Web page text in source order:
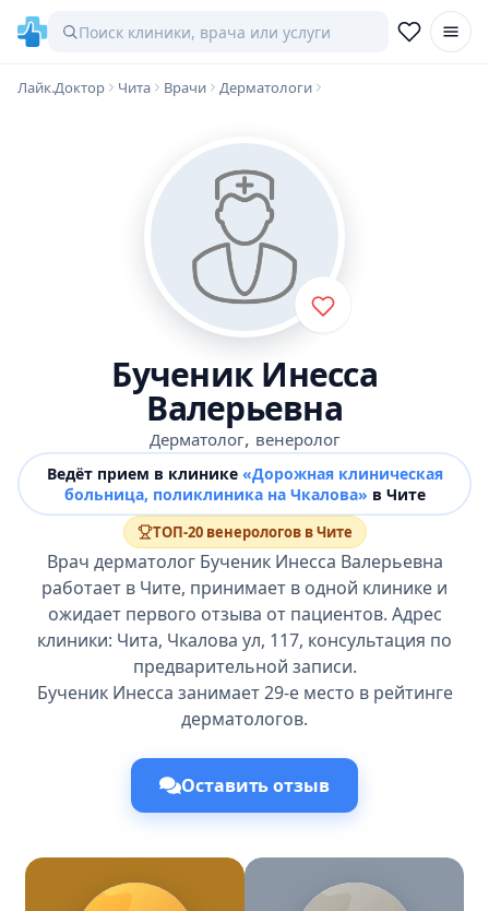
Лайк.Доктор Чита Врачи Дерматологи
Бученик Инесса
Валерьевна
Дерматолог, венеролог
Ведёт прием в клинике «Дорожная клиническая
больница, поликлиника на Чкалова» в Чите
ТОП-20 венерологов в Чите
Врач дерматолог Бученик Инесса Валерьевна
работает в Чите, принимает в одной клинике и
ожидает первого отзыва от пациентов. Адрес
клиники: Чита, Чкалова ул, 117, консультация по
предварительной записи.
Бученик Инесса занимает 29-е место в рейтинге
дерматологов.
Оставить отзыв